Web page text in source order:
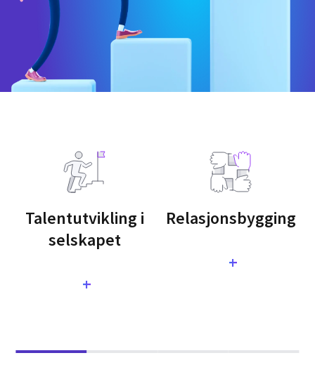
Talentutvikling i
selskapet
+
Relasjonsbygging
+